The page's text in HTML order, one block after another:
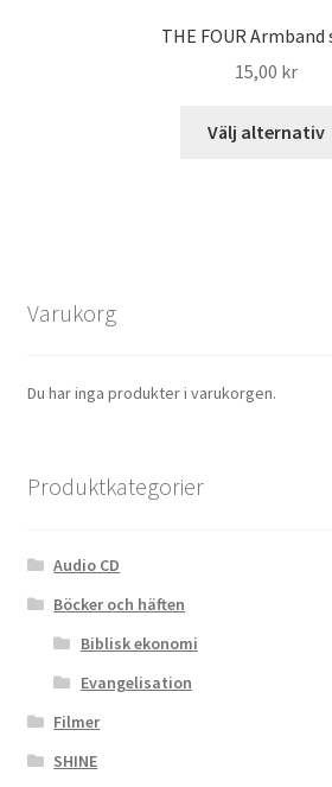
THE FOUR Armband
15,00 kr
Välj alternativ
Varukorg
Du har inga produkter i varukorgen.
Produktkategorier
Audio CD
Böcker och häften
Biblisk ekonomi
Evangelisation
Filmer
SHINE